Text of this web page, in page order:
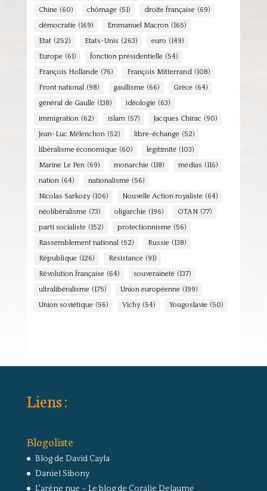
Chine (60) chômage (51) droite française (69)
démocratie (169) Emmanuel Macron (165)
Etat (252) Etats-Unis (263) euro (149)
Europe (61) fonction présidentielle (54)
François Hollande (76) François Mitterrand (108)
Front national (98) gaullisme (66) Grèce (64)
général de Gaulle (138) idéologie (63)
immigration (62) islam (57) Jacques Chirac (90)
Jean-Luc Mélenchon (52) libre-échange (52)
libéralisme économique (60) légitimité (103)
Marine Le Pen (69) monarchie (118) médias (116)
nation (64) nationalisme (56)
Nicolas Sarkozy (106) Nouvelle Action royaliste (64)
néolibéralisme (73) oligarchie (196) OTAN (77)
parti socialiste (152) protectionnisme (56)
Rassemblement national (52) Russie (138)
République (126) Résistance (91)
Révolution française (64) souveraineté (137)
ultralibéralisme (175) Union européenne (199)
Union soviétique (56) Vichy (54) Yougoslavie (50)
Liens :
Blogoliste
Blog de David Cayla
Daniel Sibony
L'arêne nue – Le blog de Coralie Delaume